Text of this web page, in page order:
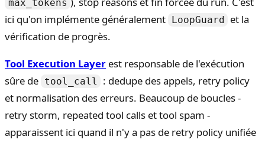
max_tokens
ici qu'on implémente généralement LoopGuard et la
vérification de progrès.
Tool Execution Layer est responsable de l'exécution
sûre de tool_call
: dedupe des appels, retry policy
et normalisation des erreurs. Beaucoup de boucles -
retry storm, repeated tool calls et tool spam -
apparaissent ici quand il n'y a pas de retry policy unifiée